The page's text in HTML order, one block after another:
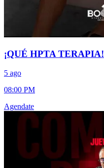
¡QUÉ HPTA TERAPIA!
5 ago
08:00 PM
Agendate